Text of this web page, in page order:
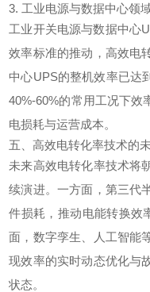
3. 工业电源与数据中心领
工业开关电源与数据中心
效率标准的推动，高效电
中心UPS的整机效率已达
40%-60%的常用工况下效
电损耗与运营成本。
五、高效电转化率技术的
未来高效电转化率技术将
续演进。一方面，第三代
件损耗，推动电能转换效
面，数字孪生、人工智能
现效率的实时动态优化与
状态。